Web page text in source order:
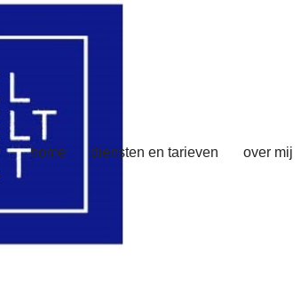
home diensten en tarieven over mij